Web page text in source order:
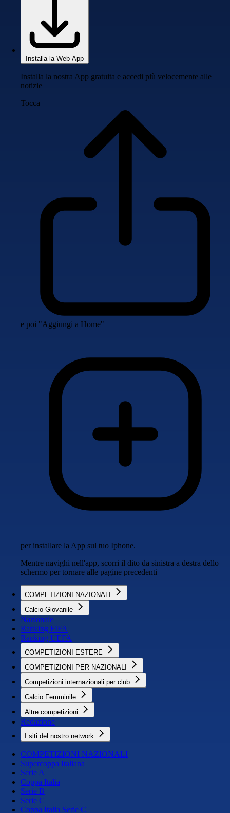
Installa la Web App
Installa la nostra App gratuita e accedi più velocemente alle
notizie
Tocca
e poi "Aggiungi a Home"
per installare la App sul tuo Iphone.
Mentre navighi nell'app, scorri il dito da sinistra a destra dello
schermo per tornare alle pagine precedenti
COMPETIZIONI NAZIONALI
Calcio Giovanile
Nazionale
Ranking FIFA
Ranking UEFA
COMPETIZIONI ESTERE
COMPETIZIONI PER NAZIONALI
Competizioni internazionali per club
Calcio Femminile
Altre competizioni
Redazione
I siti del nostro network
COMPETIZIONI NAZIONALI
Supercoppa Italiana
Serie A
Coppa Italia
Serie B
Serie C
Coppa Italia Serie C